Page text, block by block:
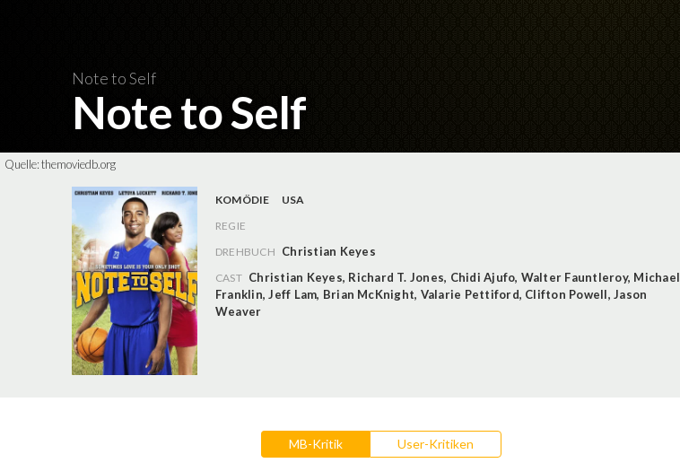
Note to Self
Note to Self
Quelle:themoviedb.org
KOMÖDIE
USA
REGIE
DREHBUCH Christian Keyes
CAST Christian Keyes, Richard T. Jones, Chidi Ajufo, Walter Fauntleroy, Michael
Franklin,Jeff Lam, Brian McKnight, Valarie Pettiford, Clifton Powell,Jason
Weaver
MB-Kritik User-Kritiken